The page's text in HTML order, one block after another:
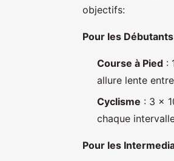
objectifs:
Pour les Débutants
Course à Pied :
allure lente
Cyclisme : 3 x
chaque
Pour les